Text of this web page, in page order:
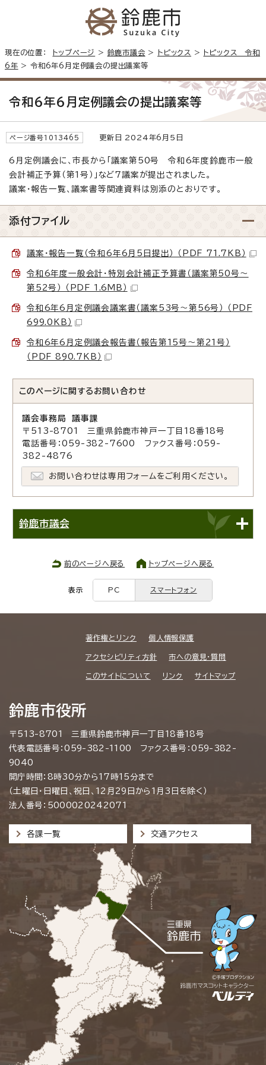
現在の位置： トップページ > 鈴鹿市議会 > トピックス >
トピックス 令和
6年 > 令和6年6月定例議会の提出議案等
令和6年6月定例議会の提出議案等
ページ番号1013465 更新日 2024年6月5日
6月定例議会に、市長から「議案第50号 令和6年度鈴鹿市一般
会計補正予算（第1号）」など7議案が提出されました。
議案・報告一覧、議案書等関連資料は別添のとおりです。
添付ファイル
議案・報告一覧（令和6年6月5日提出） （PDF 71.7KB）
令和6年度一般会計・特別会計補正予算書（議案第50号～
第52号） （PDF 1.6MB）
令和6年6月定例議会議案書（議案53号～第56号） （PDF
699.0KB）
令和6年6月定例議会報告書（報告第15号～第21号）
（PDF 890.7KB）
このページに関する お問い合わせ
議会事務局 議事課
〒513-8701 三重県鈴鹿市神戸一丁目18番18号
電話番号：059-382-7600 ファクス番号：059-
382-4876
お問い合わせは専用フォームをご利用ください。
鈴鹿市議会
前のページへ戻る トップページへ戻る
表示 PC スマートフォン
著作権とリンク 個人情報保護
アクセシビリティ方針 市への意見・質問
このサイトについて リンク サイトマップ
鈴鹿市役所
〒513-8701 三重県鈴鹿市神戸一丁目18番18号
代表電話番号：059-382-1100 ファクス番号：059-382-
9040
開庁時間：8時30分から17時15分まで
（土曜日・日曜日、祝日、12月29日から1月3日を除く）
法人番号：5000020242071
各課一覧 交通アクセス